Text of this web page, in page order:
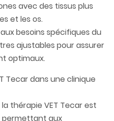
avec des tissus plus
et les os.
besoins spécifiques du
ajustables pour assurer
optimaux.
thérapie VET Tecar est
permettant aux